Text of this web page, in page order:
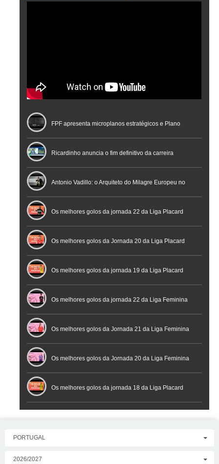
FPF apresenta microplanos estratégicos e Plano
Nacional de Arbitragem
Ricardinho anuncia o fim definitivo da carreira
profissional em conferência histórica na Cidade do
Futebol
Antonio Vadillo: o Arquiteto do Milagre Europeu no
Futsal | Documentário
Os melhores golos da jornada 22 da Liga Placard
Os melhores golos da Jornada 20 da Liga Placard
Futsal
Os melhores golos da jornada 19 da Liga Placard
Os melhores golos da jornada 22 da Liga Feminina
Placard
Os melhores golos da Jornada 21 da Liga Feminina
Placard
Os melhores golos da Jornada 20 da Liga Feminina
Placard
Os melhores golos da jornada 18 da Liga Placard
PORTUGAL
2026/2027